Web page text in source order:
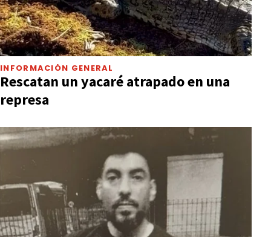
INFORMACIÓN GENERAL
Rescatan un yacaré atrapado en una
represa